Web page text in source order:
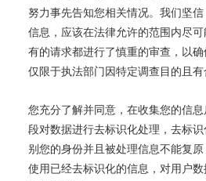
努力事先告知您相关情况。我们坚
信息，应该在法律允许的范围内尽
有的请求都进行了慎重的审查，以确
仅限于执法部门因特定调查目的且有
您充分了解并同意，在收集您的信
段对数据进行去标识化处理，去标
别您的身份并且被处理信息不能复
使用已经去标识化的信息，对用户